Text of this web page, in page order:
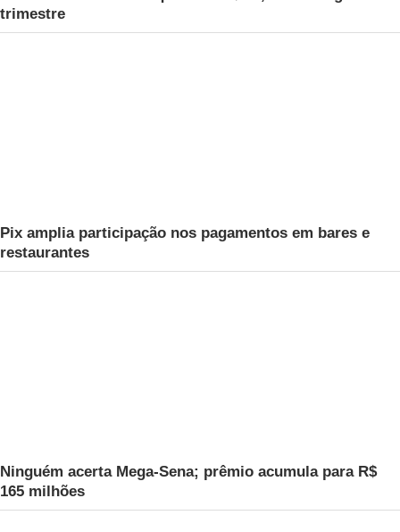
trimestre
Pix amplia participação nos pagamentos em bares e
restaurantes
Ninguém acerta Mega-Sena; prêmio acumula para R$
165 milhões